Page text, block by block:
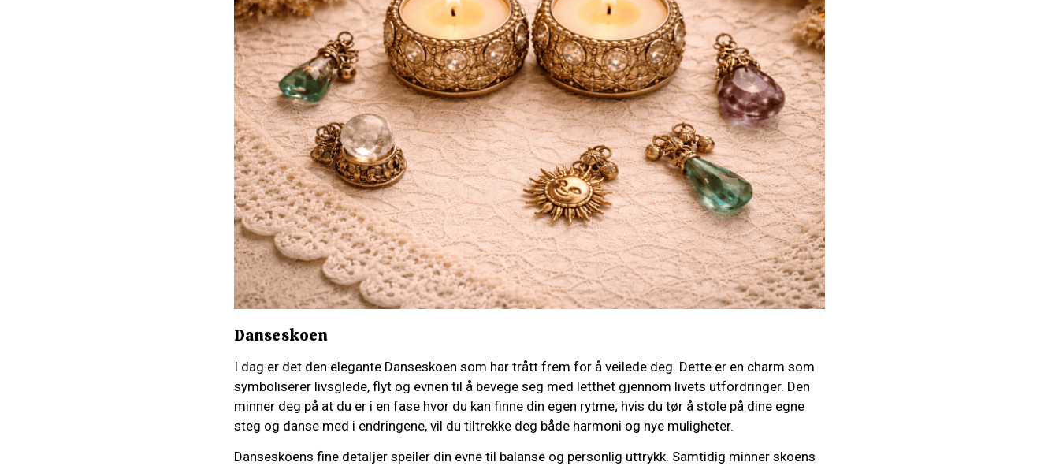
Danseskoen
I dag er det den elegante Danseskoen som har trått frem for å veilede deg. Dette er en charm som
symboliserer livsglede, flyt og evnen til å bevege seg med letthet gjennom livets utfordringer. Den
minner deg på at du er i en fase hvor du kan finne din egen rytme; hvis du tør å stole på dine egne
steg og danse med i endringene, vil du tiltrekke deg både harmoni og nye muligheter.
Danseskoens fine detaljer speiler din evne til balanse og personlig uttrykk. Samtidig minner skoens